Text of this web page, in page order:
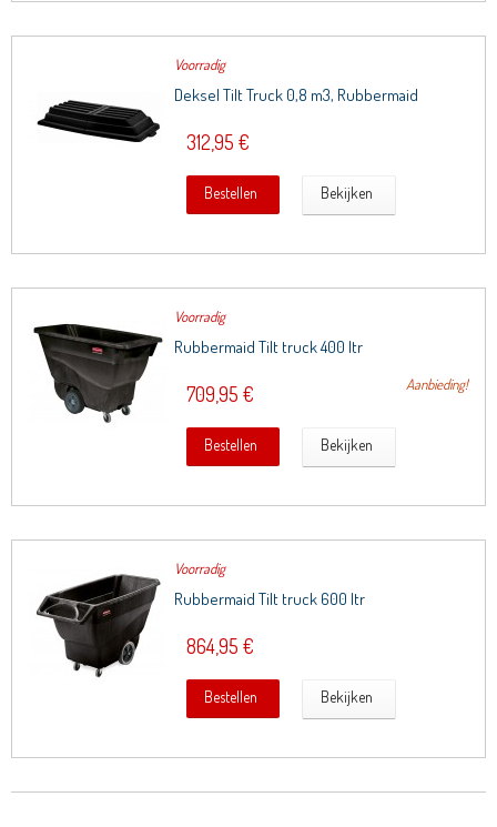
Voorradig
Deksel Tilt Truck 0,8 m3, Rubbermaid
312,95 €
Bestellen Bekijken
Voorradig
Rubbermaid Tilt truck 400 ltr
Aanbieding!
709,95 €
Bestellen Bekijken
Voorradig
Rubbermaid Tilt truck 600 ltr
864,95 €
Bestellen Bekijken